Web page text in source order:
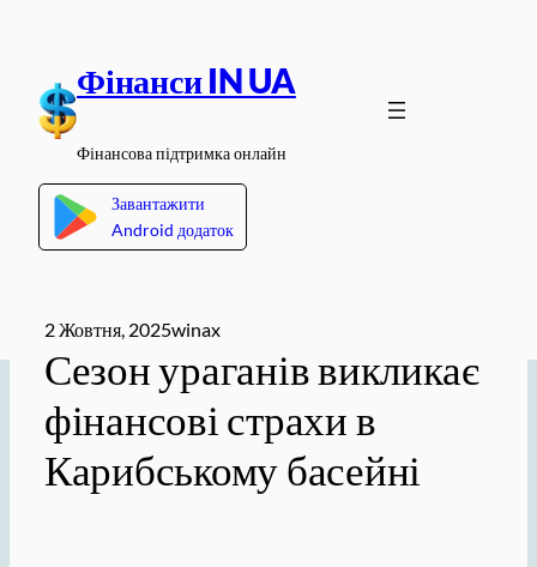
вмісту
Фінанси IN UA
Фінансова підтримка онлайн
Завантажити
Android додаток
2 Жовтня, 2025winax
Сезон ураганів викликає
фінансові страхи в
Карибському басейні